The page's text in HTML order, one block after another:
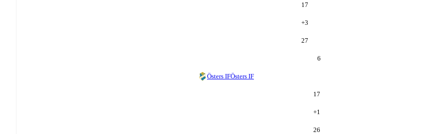
17
+3
27
6
Östers IFÖsters IF
17
+1
26